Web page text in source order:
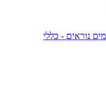
נוראים - כללי